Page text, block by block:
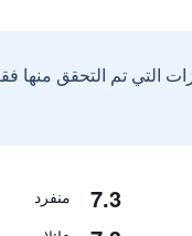
التي تم التحقق منها
7.3 منفرد